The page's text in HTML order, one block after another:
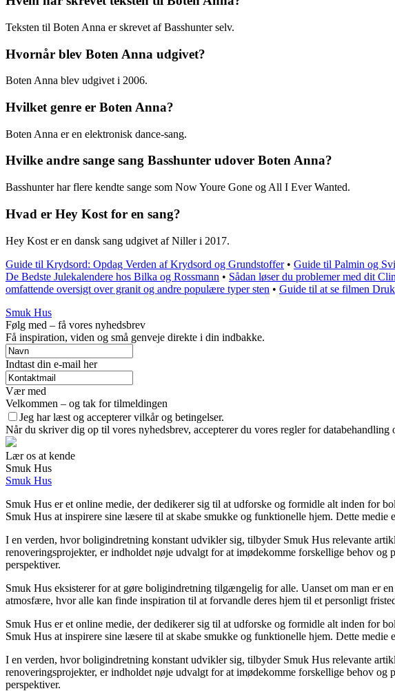
Teksten til Boten Anna er skrevet af Basshunter selv.
Hvornår blev Boten Anna udgivet?
Boten Anna blev udgivet i 2006.
Hvilket genre er Boten Anna?
Boten Anna er en elektronisk dance-sang.
Hvilke andre sange sang Basshunter udover Boten Anna?
Basshunter har flere kendte sange som Now Youre Gone og All I Ever Wanted.
Hvad er Hey Kost for en sang?
Hey Kost er en dansk sang udgivet af Niller i 2017.
Guide til Krydsord: Opdag Verden af Krydsord og Grundstoffer• Guide til Palmin og
De Bedste Julekalendere hos Bilka og Rossmann • Sådan løser du problemer med dit
omfattende oversigt over granit og andre populære typer sten • Guide til at se filmen
Smuk Hus
Følg med – få vores nyhedsbrev
Få inspiration, viden og små genveje direkte i din indbakke.
Indtast din e-mail her
Vær med
Velkommen – og tak for tilmeldingen
Jeg har læst og accepterer vilkår og betingelser.
Når du skriver dig op til vores nyhedsbrev, accepterer du vores regler for
Lær os at kende
Smuk Hus
Smuk Hus
Smuk Hus er et online medie, der dedikerer sig til at udforske og formidle alt inden for
Smuk Hus at inspirere sine læsere til at skabe smukke og funktionelle hjem. Dette
I en verden, hvor boligindretning konstant udvikler sig, tilbyder Smuk Hus relevante
renoveringsprojekter, er indholdet nøje udvalgt for at imødekomme forskellige behov
perspektiver.
Smuk Hus eksisterer for at gøre boligindretning tilgængelig for alle. Uanset om man er
atmosfære, hvor alle kan finde inspiration til at forvandle deres hjem til et personligt
Smuk Hus er et online medie, der dedikerer sig til at udforske og formidle alt inden for
Smuk Hus at inspirere sine læsere til at skabe smukke og funktionelle hjem. Dette
I en verden, hvor boligindretning konstant udvikler sig, tilbyder Smuk Hus relevante
renoveringsprojekter, er indholdet nøje udvalgt for at imødekomme forskellige behov
perspektiver.